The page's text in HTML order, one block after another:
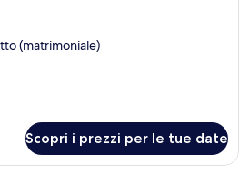
(matrimoniale)
Scopri i prezzi per le tue date